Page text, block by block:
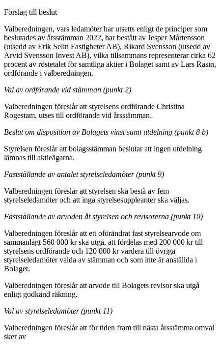
Förslag till beslut
Valberedningen, vars ledamöter har utsetts enligt de principer som
beslutades av årsstämman 2022, har bestått av Jesper Mårtensson
(utsedd av Erik Selin Fastigheter AB), Rikard Svensson (utsedd av
Arvid Svensson Invest AB), vilka tillsammans representerar cirka 62
procent av röste­talet för samtliga aktier i Bolaget samt av Lars Rasin,
ordförande i valberedningen.
Val av ordförande vid stämman (punkt 2)
Valberedningen föreslår att styrelsens ordförande Christina
Rogestam, utses till ordförande vid årsstämman.
Beslut om disposition av Bolagets vinst samt utdelning (punkt 8 b)
Styrelsen föreslår att bolagsstämman beslutar att ingen utdelning
lämnas till aktieägarna.
Fastställande av antalet styrelseledamöter (punkt 9)
Valberedningen föreslår att styrelsen ska bestå av fem
styrelseledamöter och att inga styrelsesuppleanter ska väljas.
Fastställande av arvoden åt styrelsen och revisorerna (punkt 10)
Valberedningen föreslår att ett oförändrat fast styrelsearvode om
sammanlagt 560 000 kr ska utgå, att fördelas med 200 000 kr till
styrelsens ordförande och 120 000 kr vardera till övriga
styrelseledamöter valda av stämman och som inte är anställda i
Bolaget.
Valberedningen föreslår att arvode till Bolagets revisor ska utgå
enligt godkänd räkning.
Val av styrelseledamöter (punkt 11)
Valberedningen föreslår att för tiden fram till nästa årsstämma omval
sker av